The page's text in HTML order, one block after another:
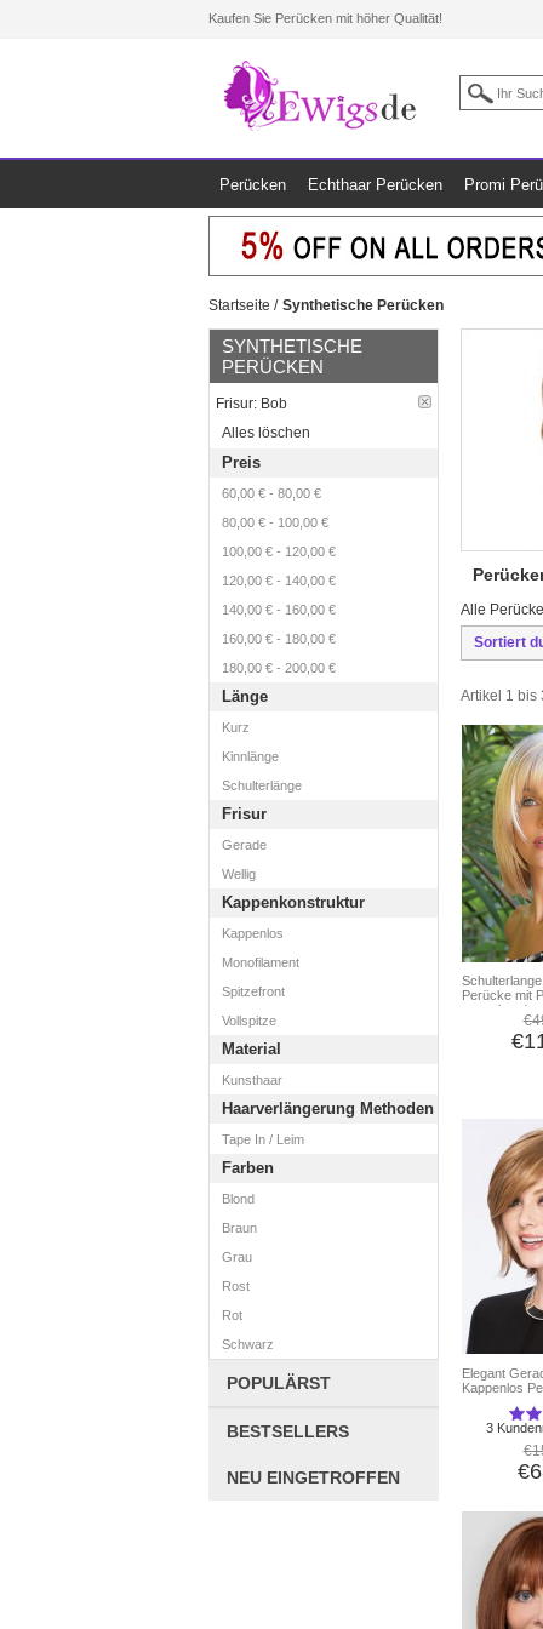
Kaufen Sie Perücken mit höher Qualität!
Perücken Echthaar Perücken Promi
Startseite / Synthetische Perücken
SYNTHETISCHE
PERÜCKEN
Frisur: Bob
Alles löschen
Preis
60,00 € - 80,00 €
80,00 € - 100,00 €
100,00 € - 120,00 €
120,00 € - 140,00 €
140,00 € - 160,00 €
160,00 € - 180,00 €
180,00 € - 200,00 €
Länge
Kurz
Kinnlänge
Schulterlänge
Frisur
Gerade
Wellig
Kappenkonstruktur
Kappenlos
Monofilament
Spitzefront
Vollspitze
Material
Kunsthaar
Haarverlängerung Methoden
Tape In / Leim
Farben
Blond
Braun
Grau
Rost
Rot
Schwarz
POPULÄRST
BESTSELLERS
NEU EINGETROFFEN
Alle
Sortiert
Artikel 1 bis
Perücke mit
aussehende
Elegant
Kappenlos
3